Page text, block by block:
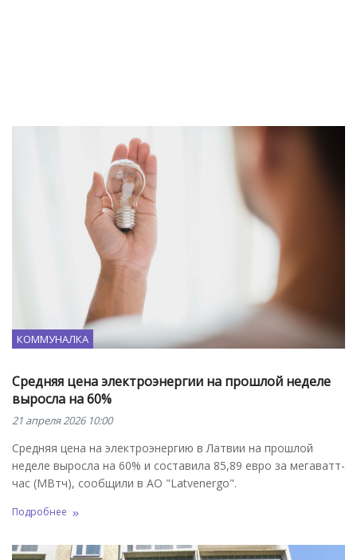
КОММУНАЛКА
Средняя цена электроэнергии на прошлой неделе
выросла на 60%
21 апреля 2026 10:00
Средняя цена на электроэнергию в Латвии на прошлой
неделе выросла на 60% и составила 85,89 евро за мегаватт-
час (МВтч), сообщили в АО "Latvenergo".
Подробнее